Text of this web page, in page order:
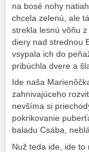
na bosé nohy
chcela zelenú, ale
strekla lesnú vôňu
diery nad strednou
vsypala ich do
pribúchla dvere a
Ide naša
zahnivajúceho
nevšíma si
pokrikovanie
baladu Csába,
Nuž teda ide, ide